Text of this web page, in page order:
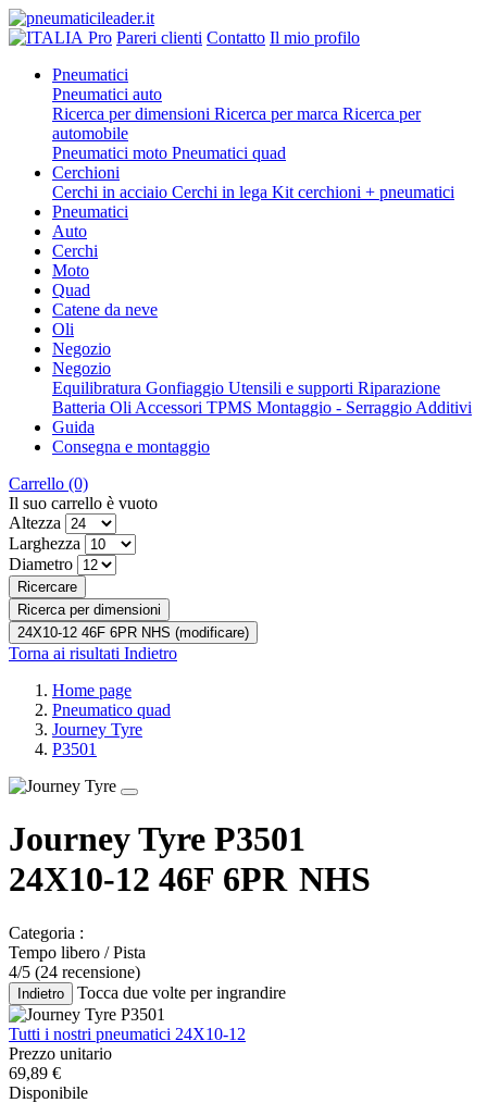
Pro Pareri clienti Contatto Il mio profilo
Pneumatici
Pneumatici auto
Ricerca per dimensioni Ricerca per marca Ricerca per
automobile
Pneumatici moto Pneumatici quad
Cerchioni
Cerchi in acciaio Cerchi in lega Kit cerchioni + pneumatici
Pneumatici
Auto
Cerchi
Moto
Quad
Catene da neve
Oli
Negozio
Negozio
Equilibratura Gonfiaggio Utensili e supporti Riparazione
Batteria Oli Accessori TPMS Montaggio - Serraggio Additivi
Guida
Consegna e montaggio
Carrello (0)
Il suo carrello è vuoto
Altezza
Larghezza
Diametro
Ricercare
Ricerca per dimensioni
24X10-12 46F 6PR NHS (modificare)
Torna ai risultati Indietro
Home page
Pneumatico quad
Journey Tyre
P3501
Journey Tyre P3501
24X10-12 46F 6PR NHS
Categoria :
Tempo libero / Pista
4/5 (24 recensione)
Indietro Tocca due volte per ingrandire
Tutti i nostri pneumatici 24X10-12
Prezzo unitario
69,89 €
Disponibile